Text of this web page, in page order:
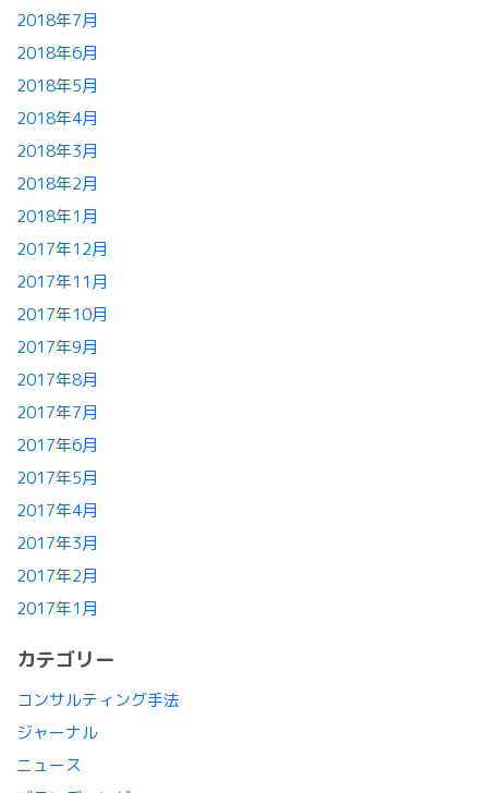
2018年7月
2018年6月
2018年5月
2018年4月
2018年3月
2018年2月
2018年1月
2017年12月
2017年11月
2017年10月
2017年9月
2017年8月
2017年7月
2017年6月
2017年5月
2017年4月
2017年3月
2017年2月
2017年1月
カテゴリー
コンサルティング手法
ジャーナル
ニュース